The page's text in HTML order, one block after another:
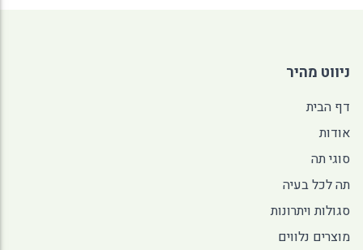
ניווט מהיר
דף הבית
אודות
סוגי תה
תה לכל בעיה
סגולות ויתרונות
מוצרים נלווים